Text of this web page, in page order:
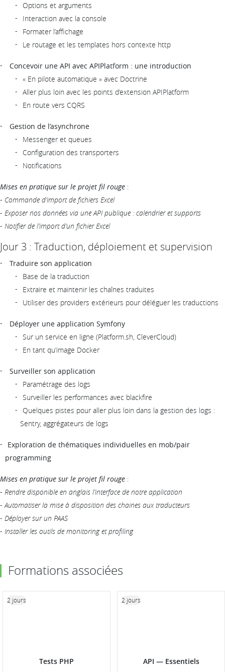
Options et arguments
Interaction avec la console
Formater l’affichage
Le routage et les templates hors contexte http
Concevoir une API avec APIPlatform : une introduction
« En pilote automatique » avec Doctrine
Aller plus loin avec les points d’extension APIPlatform
En route vers CQRS
Gestion de l’asynchrone
Messenger et queues
Configuration des transporters
Notifications
Mises en pratique sur le projet fil rouge :
- Commande d’import de fichiers Excel
- Exposer nos données via une API publique : calendrier et supports
- Notifier de l’import d’un fichier Excel
Jour 3 : Traduction, déploiement et supervision
Traduire son application
Base de la traduction
Extraire et maintenir les chaînes traduites
Utiliser des providers extérieurs pour déléguer les traductions
Déployer une application Symfony
Sur un service en ligne (Platform.sh, CleverCloud)
En tant qu’image Docker
Surveiller son application
Paramétrage des logs
Surveiller les performances avec blackfire
Quelques pistes pour aller plus loin dans la gestion des logs :
Sentry, aggrégateurs de logs
Exploration de thématiques individuelles en mob/pair
programming
Mises en pratique sur le projet fil rouge :
- Rendre disponible en anglais l’interface de notre application
-Automatiser la mise à disposition des chaines aux traducteurs
- Déployer sur un PAAS
- Installer les outils de monitoring et profiling
Formations associées
Tests PHP
2 jours
API — Essentiels
2 jours